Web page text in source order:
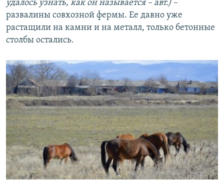
удалось узнать, как он называется – авт.) –
развалины совхозной фермы. Ее давно уже
растащили на камни и на металл, только бетонные
столбы остались.